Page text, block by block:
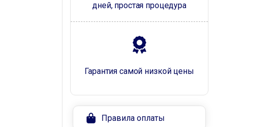
дней, простая процедура
Гарантия самой низкой цены
Правила оплаты